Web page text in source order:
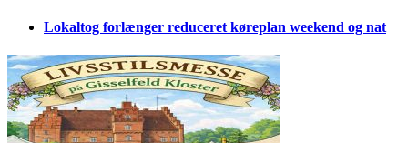
Lokaltog forlænger reduceret køreplan weekend og nat